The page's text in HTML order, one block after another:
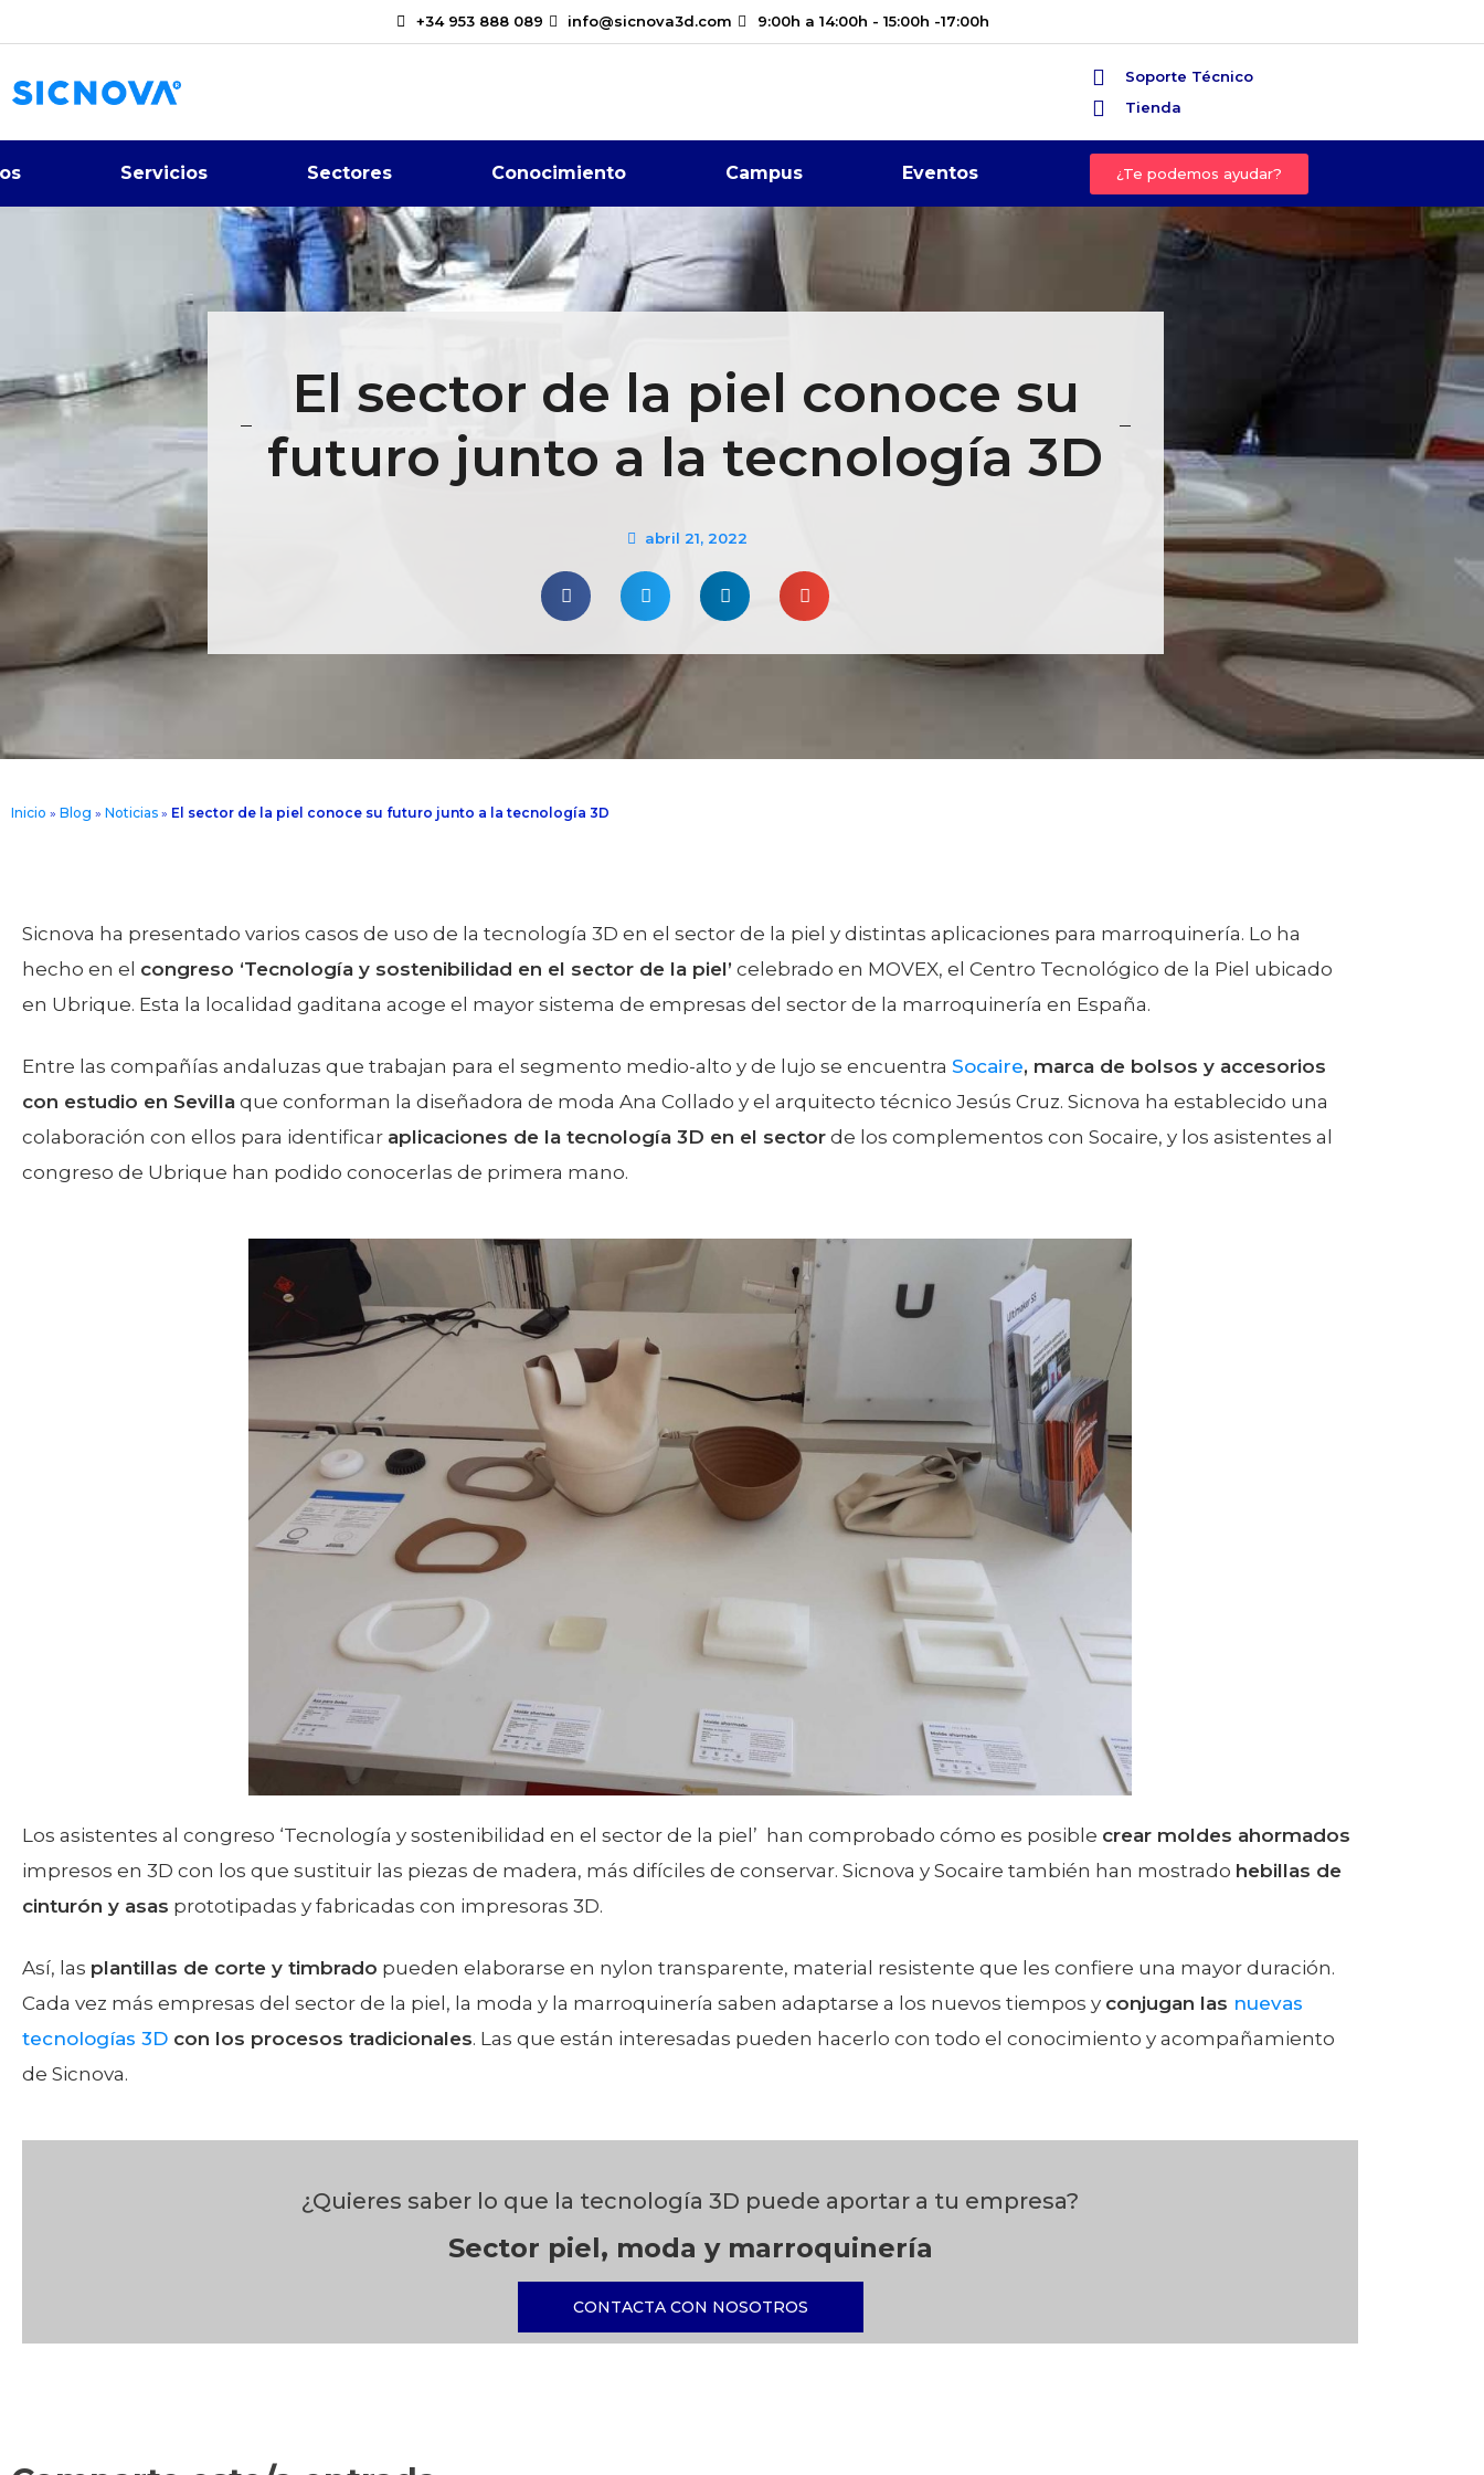
+34 953 888 089 info@sicnova3d.com 9:00h a 14:00h - 15:00h -17:00h
Soporte Técnico
Tienda
Servicios Sectores Conocimiento Campus Eventos ¿Te podemos ayudar?
El sector de la piel conoce su
futuro junto a la tecnología 3D
abril 21, 2022
Inicio » Blog » Noticias » El sector de la piel conoce su futuro junto a la tecnología 3D
Sicnova ha presentado varios casos de uso de la tecnología 3D en el sector de la piel y distintas aplicaciones para marroquinería. Lo ha
hecho en el congreso ‘Tecnología y sostenibilidad en el sector de la piel’ celebrado en MOVEX, el Centro Tecnológico de la Piel ubicado
en Ubrique. Esta la localidad gaditana acoge el mayor sistema de empresas del sector de la marroquinería en España.
Entre las compañías andaluzas que trabajan para el segmento medio-alto y de lujo se encuentra Socaire, marca de bolsos y accesorios
con estudio en Sevilla que conforman la diseñadora de moda Ana Collado y el arquitecto técnico Jesús Cruz. Sicnova ha establecido una
colaboración con ellos para identificar aplicaciones de la tecnología 3D en el sector de los complementos con Socaire, y los asistentes al
congreso de Ubrique han podido conocerlas de primera mano.
Los asistentes al congreso ‘Tecnología y sostenibilidad en el sector de la piel’ han comprobado cómo es posible crear moldes ahormados
impresos en 3D con los que sustituir las piezas de madera, más difíciles de conservar. Sicnova y Socaire también han mostrado hebillas de
cinturón y asas prototipadas y fabricadas con impresoras 3D.
Así, las plantillas de corte y timbrado pueden elaborarse en nylon transparente, material resistente que les confiere una mayor duración.
Cada vez más empresas del sector de la piel, la moda y la marroquinería saben adaptarse a los nuevos tiempos y conjugan las nuevas
tecnologías 3D con los procesos tradicionales. Las que están interesadas pueden hacerlo con todo el conocimiento y acompañamiento
de Sicnova.
¿Quieres saber lo que la tecnología 3D puede aportar a tu empresa?
Sector piel, moda y marroquinería
CONTACTA CON NOSOTROS